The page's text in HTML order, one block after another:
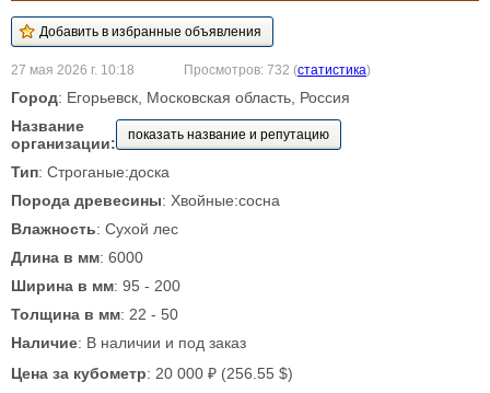
27 мая 2026 г. 10:18 Просмотров: 732 (статистика)
Город: Егорьевск, Московская область, Россия
Название
организации:
показать название и репутацию
Тип: Строганые:доска
Порода древесины: Хвойные:сосна
Влажность: Сухой лес
Длина в мм: 6000
Ширина в мм: 95 - 200
Толщина в мм: 22 - 50
Наличие: В наличии и под заказ
Цена за кубометр: 20 000 ₽ (256.55 $)